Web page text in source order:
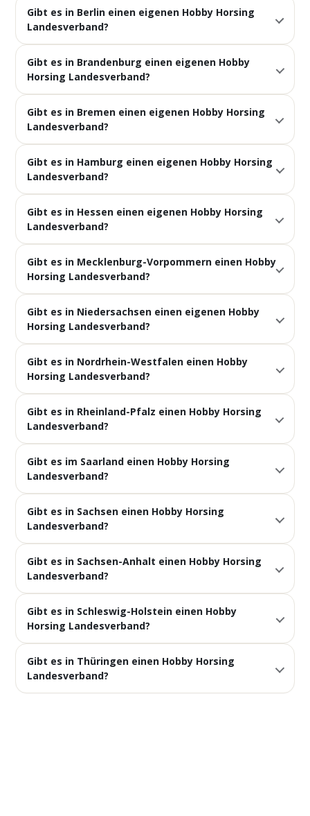
Gibt es in Berlin einen eigenen Hobby Horsing
Landesverband?
Gibt es in Brandenburg einen eigenen Hobby
Horsing Landesverband?
Gibt es in Bremen einen eigenen Hobby Horsing
Landesverband?
Gibt es in Hamburg einen eigenen Hobby Horsing
Landesverband?
Gibt es in Hessen einen eigenen Hobby Horsing
Landesverband?
Gibt es in Mecklenburg-Vorpommern einen Hobby
Horsing Landesverband?
Gibt es in Niedersachsen einen eigenen Hobby
Horsing Landesverband?
Gibt es in Nordrhein-Westfalen einen Hobby
Horsing Landesverband?
Gibt es in Rheinland-Pfalz einen Hobby Horsing
Landesverband?
Gibt es im Saarland einen Hobby Horsing
Landesverband?
Gibt es in Sachsen einen Hobby Horsing
Landesverband?
Gibt es in Sachsen-Anhalt einen Hobby Horsing
Landesverband?
Gibt es in Schleswig-Holstein einen Hobby
Horsing Landesverband?
Gibt es in Thüringen einen Hobby Horsing
Landesverband?